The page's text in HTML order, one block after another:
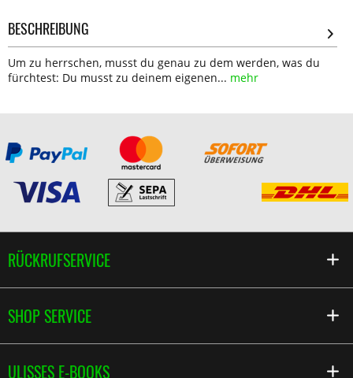
BESCHREIBUNG
Um zu herrschen, musst du genau zu dem werden, was du
fürchtest: Du musst zu deinem eigenen... mehr
RÜCKRUFSERVICE
SHOP SERVICE
ULISSES E-BOOKS